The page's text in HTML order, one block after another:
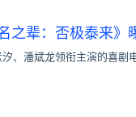
之辈：否极泰来》
汐、潘斌龙领衔主演的喜剧